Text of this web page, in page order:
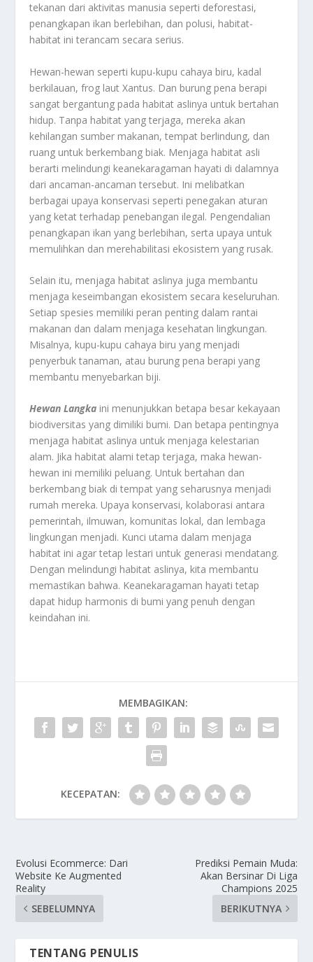
tekanan dari aktivitas manusia seperti deforestasi,
penangkapan ikan berlebihan, dan polusi, habitat-
habitat ini terancam secara serius.
Hewan-hewan seperti kupu-kupu cahaya biru, kadal
berkilauan, frog laut Xantus. Dan burung pena berapi
sangat bergantung pada habitat aslinya untuk bertahan
hidup. Tanpa habitat yang terjaga, mereka akan
kehilangan sumber makanan, tempat berlindung, dan
ruang untuk berkembang biak. Menjaga habitat asli
berarti melindungi keanekaragaman hayati di dalamnya
dari ancaman-ancaman tersebut. Ini melibatkan
berbagai upaya konservasi seperti penegakan aturan
yang ketat terhadap penebangan ilegal. Pengendalian
penangkapan ikan yang berlebihan, serta upaya untuk
memulihkan dan merehabilitasi ekosistem yang rusak.
Selain itu, menjaga habitat aslinya juga membantu
menjaga keseimbangan ekosistem secara keseluruhan.
Setiap spesies memiliki peran penting dalam rantai
makanan dan dalam menjaga kesehatan lingkungan.
Misalnya, kupu-kupu cahaya biru yang menjadi
penyerbuk tanaman, atau burung pena berapi yang
membantu menyebarkan biji.
Hewan Langka ini menunjukkan betapa besar kekayaan
biodiversitas yang dimiliki bumi. Dan betapa pentingnya
menjaga habitat aslinya untuk menjaga kelestarian
alam. Jika habitat alami tetap terjaga, maka hewan-
hewan ini memiliki peluang. Untuk bertahan dan
berkembang biak di tempat yang seharusnya menjadi
rumah mereka. Upaya konservasi, kolaborasi antara
pemerintah, ilmuwan, komunitas lokal, dan lembaga
lingkungan menjadi. Kunci utama dalam menjaga
habitat ini agar tetap lestari untuk generasi mendatang.
Dengan melindungi habitat aslinya, kita membantu
memastikan bahwa. Keanekaragaman hayati tetap
dapat hidup harmonis di bumi yang penuh dengan
keindahan ini.
MEMBAGIKAN:
KECEPATAN:
Evolusi Ecommerce: Dari
Website Ke Augmented
Reality
SEBELUMNYA
Prediksi Pemain Muda:
Akan Bersinar Di Liga
Champions 2025
BERIKUTNYA
TENTANG PENULIS